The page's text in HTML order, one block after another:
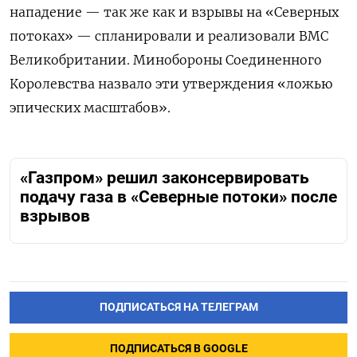
нападение — так же как и взрывы на «Северных
потоках» — спланировали и реализовали ВМС
Великобритании. Минобороны Соединенного
Королевства назвало эти утверждения «ложью
эпических масштабов».
«Газпром» решил законсервировать
подачу газа в «Северные потоки» после
взрывов
ПОДПИСАТЬСЯ НА ТЕЛЕГРАМ
ПОДПИСАТЬСЯ В GOOGLE